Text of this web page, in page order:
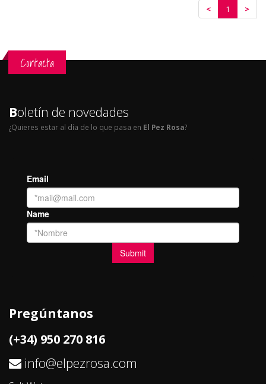
< 1 >
Contacta
Boletín de novedades
¿Quieres estar al día de lo que pasa en El Pez Rosa?
Pregúntanos
(+34) 950 270 816
info@elpezrosa.com